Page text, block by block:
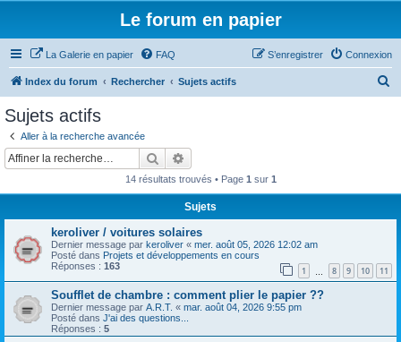
Le forum en papier
La Galerie en papier FAQ Connexion
S’enregistrer
Index du forum Rechercher Sujets actifs
Sujets actifs
Aller à la recherche avancée
Rechercher
14 résultats trouvés • Page 1 sur 1
Sujets
keroliver / voitures solaires
Dernier message par keroliver « mer. août 05, 2026 12:02 am
Posté dans Projets et développements en cours
Réponses : 163 1 8 9 10 11
Soufflet de chambre : comment plier le papier ??
Dernier message par A.R.T. « mar. août 04, 2026 9:55 pm
Posté dans J'ai des questions...
Réponses : 5